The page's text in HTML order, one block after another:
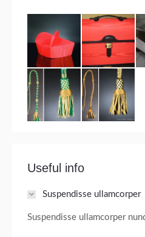
Useful info
Suspendisse ullamcorper
Suspendisse ullamcorper